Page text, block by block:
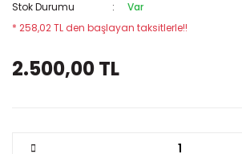
Stok Durumu
Var
* 258,02 TL den başlayan taksitlerle!!
2.500,00 TL